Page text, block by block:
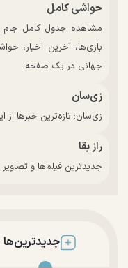
حواشی کامل
بازی‌ها، آخرین اخبار،
جهانی در یک صفحه.
زی‌سان
زی‌سان: تازه‌ترین خبرها از
راز بقا
جدیدترین فیلم‌ها و
جدیدترین‌ها